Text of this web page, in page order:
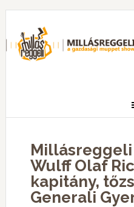
Wulff Olaf
kapitány,
Generali